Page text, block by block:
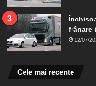
frânare
12/07/
Cele mai recente